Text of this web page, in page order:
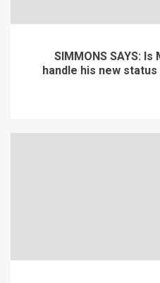
SIMMONS SAYS:
handle his new status